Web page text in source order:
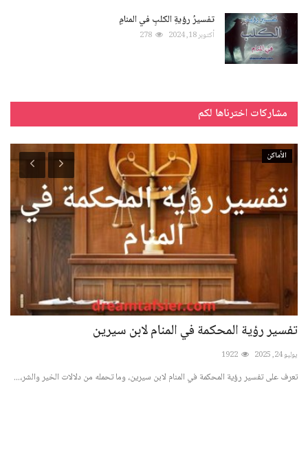
تفسيرُ رؤيةِ الكلبِ في المنامِ
أكتوبر 18, 2024 278
مشاركات اخترناها لكم
الأماكن
تفسير رؤية المحكمة في المنام لابن سيرين
يوليو 24, 2025 1922
تعرف على تفسير رؤية المحكمة في المنام لابن سيرين، وما تحمله من دلالات الخير والشر،...